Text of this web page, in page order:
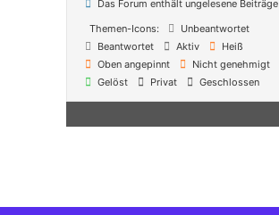
Das Forum enthält ungelesene Beiträge
Themen-Icons:
Unbeantwortet
Beantwortet
Aktiv
Heiß
Oben angepinnt
Nicht genehmigt
Gelöst
Privat Geschlossen